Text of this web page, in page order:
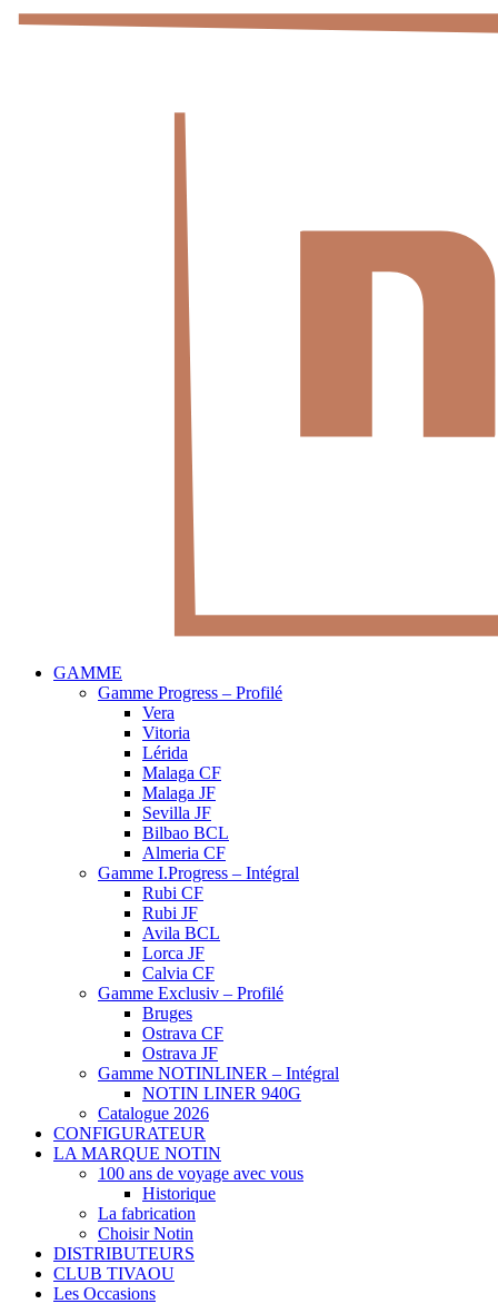
GAMME
Gamme Progress – Profilé
Vera
Vitoria
Lérida
Malaga CF
Malaga JF
Sevilla JF
Bilbao BCL
Almeria CF
Gamme I.Progress – Intégral
Rubi CF
Rubi JF
Avila BCL
Lorca JF
Calvia CF
Gamme Exclusiv – Profilé
Bruges
Ostrava CF
Ostrava JF
Gamme NOTINLINER – Intégral
NOTIN LINER 940G
Catalogue 2026
CONFIGURATEUR
LA MARQUE NOTIN
100 ans de voyage avec vous
Historique
La fabrication
Choisir Notin
DISTRIBUTEURS
CLUB TIVAOU
Les Occasions